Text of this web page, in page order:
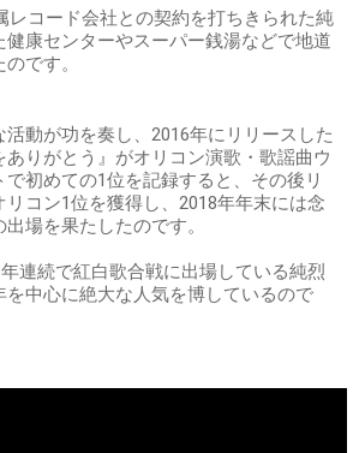
レコード会社との契約を打ちきられた純
康センターやスーパー銭湯などで地道
です。
動が功を奏し、2016年にリリースした
ありがとう』がオリコン演歌・歌謡曲ウ
で初めての1位を記録すると、その後リ
リコン1位を獲得し、2018年年末には念
場を果たしたのです。
連続で紅白歌合戦に出場している純烈
を中心に絶大な人気を博しているので